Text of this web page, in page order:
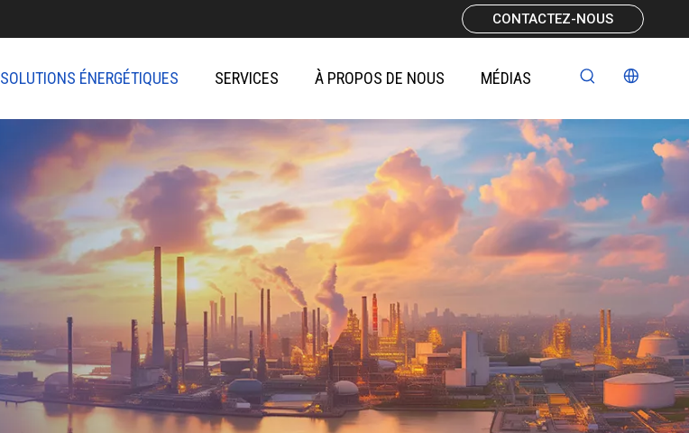
CONTACTEZ-NOUS
SOLUTIONS ÉNERGÉTIQUES SERVICES À PROPOS DE NOUS MÉDIAS